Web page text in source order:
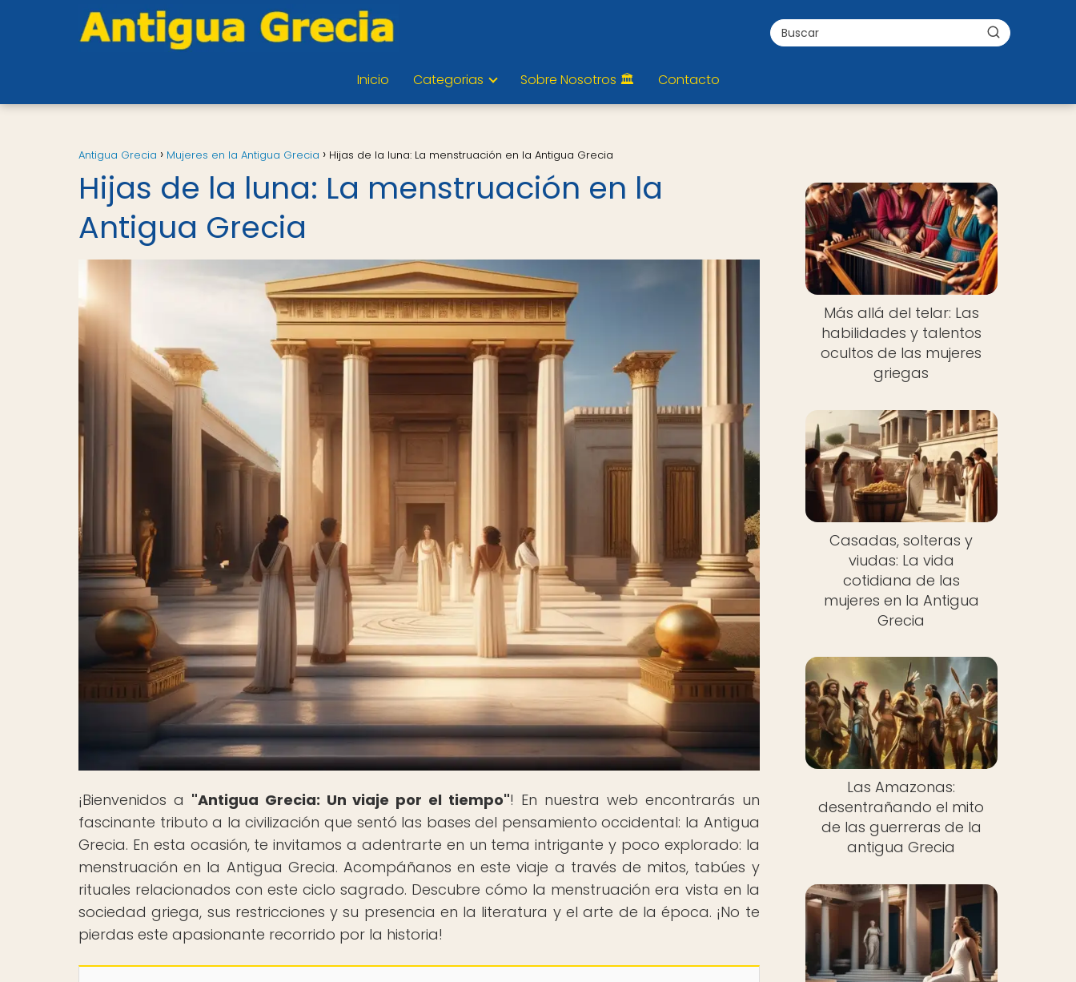
Inicio Categorias Sobre Nosotros 🏛️ Contacto
Antigua Grecia Mujeres en la Antigua Grecia Hijas de la luna: La menstruación en la Antigua Grecia
Hijas de la luna: La menstruación en la
Antigua Grecia
¡Bienvenidos a "Antigua Grecia: Un viaje por el tiempo"! En nuestra web encontrarás un
fascinante tributo a la civilización que sentó las bases del pensamiento occidental: la Antigua
Grecia. En esta ocasión, te invitamos a adentrarte en un tema intrigante y poco explorado: la
menstruación en la Antigua Grecia. Acompáñanos en este viaje a través de mitos, tabúes y
rituales relacionados con este ciclo sagrado. Descubre cómo la menstruación era vista en la
sociedad griega, sus restricciones y su presencia en la literatura y el arte de la época. ¡No te
pierdas este apasionante recorrido por la historia!
Más allá del telar: Las
habilidades y talentos
ocultos de las mujeres
griegas
Casadas, solteras y
viudas: La vida
cotidiana de las
mujeres en la Antigua
Grecia
Las Amazonas:
desentrañando el mito
de las guerreras de la
antigua Grecia